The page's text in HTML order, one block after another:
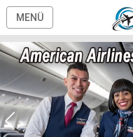
MENÜ